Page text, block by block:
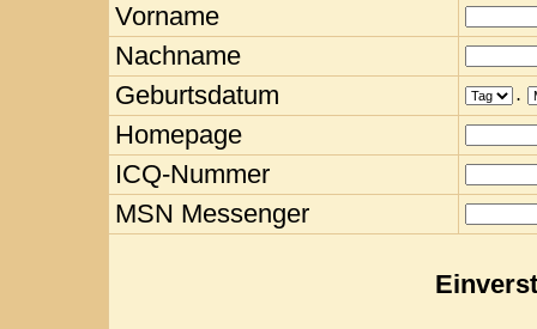
Vorname
Nachname
Geburtsdatum
.
Homepage
ICQ-Nummer
MSN Messenger